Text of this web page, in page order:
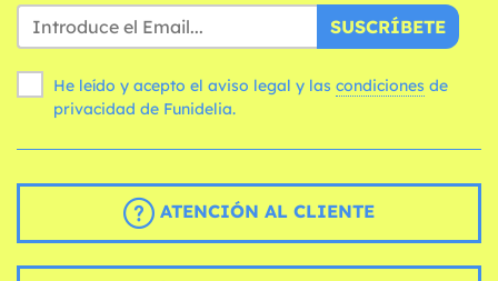
SUSCRÍBETE
He leído y acepto el aviso legal y las condiciones
privacidad de Funidelia.
ATENCIÓN AL CLIENTE